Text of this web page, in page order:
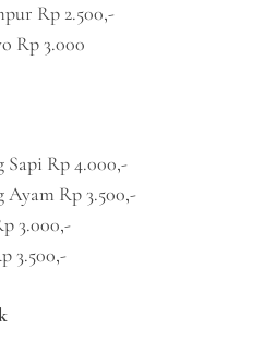
Rp 2.500,-
Rp 3.000
Sapi Rp 4.000,-
Ayam Rp 3.500,-
3.000,-
3.500,-